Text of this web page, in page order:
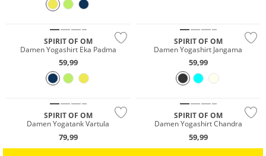
SPIRIT OF OM
Damen Yogashirt Eka Padma
59,99
SPIRIT OF OM
Damen Yogashirt Jangama
59,99
SPIRIT OF OM
Damen Yogatank Vartula
79,99
SPIRIT OF OM
Damen Yogashirt Chandra
59,99